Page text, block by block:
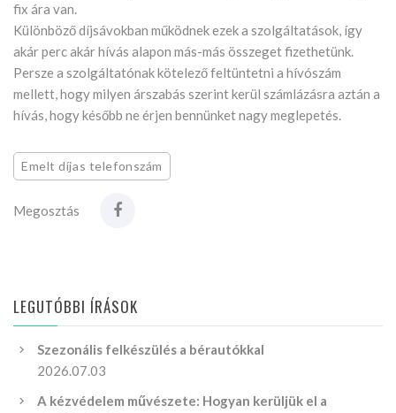
fix ára van.
Különböző díjsávokban működnek ezek a szolgáltatások, így
akár perc akár hívás alapon más-más összeget fizethetünk.
Persze a szolgáltatónak kötelező feltüntetni a hívószám
mellett, hogy milyen árszabás szerint kerül számlázásra aztán a
hívás, hogy később ne érjen bennünket nagy meglepetés.
Emelt díjas telefonszám
Megosztás
LEGUTÓBBI ÍRÁSOK
Szezonális felkészülés a bérautókkal
2026.07.03
A kézvédelem művészete: Hogyan kerüljük el a